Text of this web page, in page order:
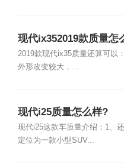
现代ix352019款质量怎
2019款现代ix35质量还算可以
外形改变较大，...
现代i25质量怎么样?
现代i25这款车质量介绍：1、
定位为一款小型SUV...